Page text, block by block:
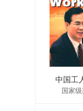
中国工
国家级